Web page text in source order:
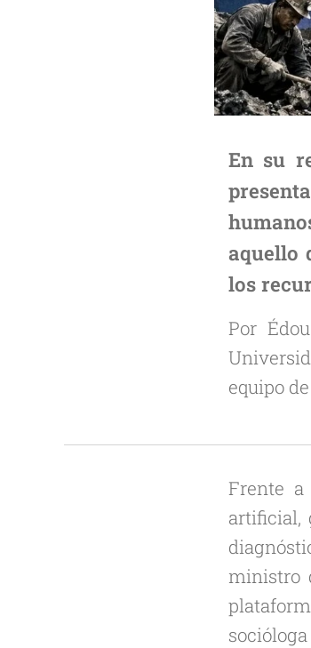
En su
aquello
los
Por
equipo
Frente
artificial,
ministro